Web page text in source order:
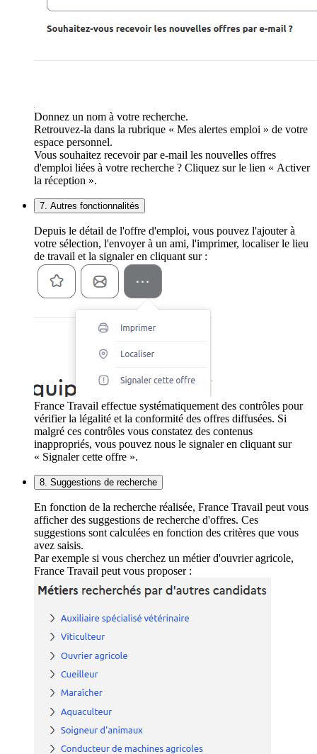
Donnez un nom à votre recherche.
Retrouvez-la dans la rubrique « Mes alertes emploi » de votre
espace personnel.
Vous souhaitez recevoir par e-mail les nouvelles offres
d'emploi liées à votre recherche ? Cliquez sur le lien « Activer
la réception ».
7. Autres fonctionnalités
Depuis le détail de l'offre d'emploi, vous pouvez l'ajouter à
votre sélection, l'envoyer à un ami, l'imprimer, localiser le lieu
de travail et la signaler en cliquant sur :
France Travail effectue systématiquement des contrôles pour
vérifier la légalité et la conformité des offres diffusées. Si
malgré ces contrôles vous constatez des contenus
inappropriés, vous pouvez nous le signaler en cliquant sur
« Signaler cette offre ».
8. Suggestions de recherche
En fonction de la recherche réalisée, France Travail peut vous
afficher des suggestions de recherche d'offres. Ces
suggestions sont calculées en fonction des critères que vous
avez saisis.
Par exemple si vous cherchez un métier d'ouvrier agricole,
France Travail peut vous proposer :